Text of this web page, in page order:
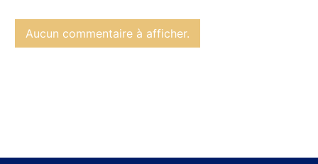
Aucun commentaire à afficher.